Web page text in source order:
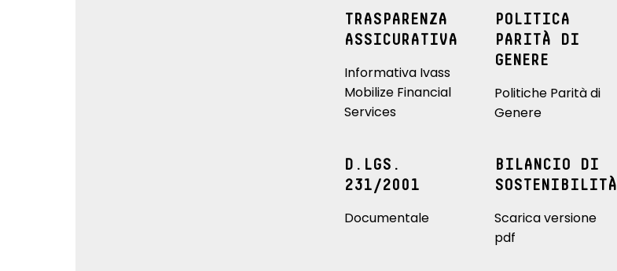
TRASPARENZA
ASSICURATIVA
Informativa Ivass
Mobilize Financial
Services
POLITICA
PARITÀ DI
GENERE
Politiche Parità di
Genere
D.LGS.
231/2001
Documentale
BILANCIO DI
SOSTENIBILITÀ
Scarica versione
pdf